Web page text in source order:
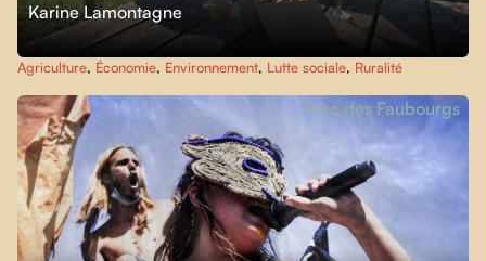
Karine Lamontagne
Agriculture, Économie, Environnement, Lutte sociale, Ruralité
Parc des Faubourgs